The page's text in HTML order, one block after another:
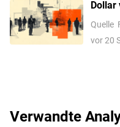
Dollar
Quelle
vor 20
Verwandte